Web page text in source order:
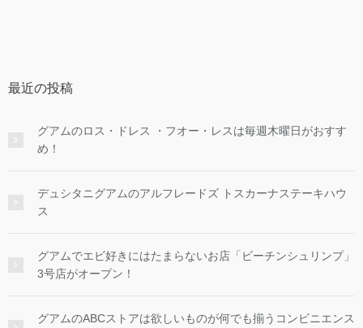
最近の投稿
グアムのロス・ドレス ・フオー・レスは毎週木曜日がおすす
め！
デュシタニグアムのアルフレードズ トスカーナステーキハウ
ス
グアムでエビ好きにはたまらないお店「ビーチンシュリンプ」
3号店がオープン！
グアムのABCストアは欲しいものが何でも揃うコンビニエンス